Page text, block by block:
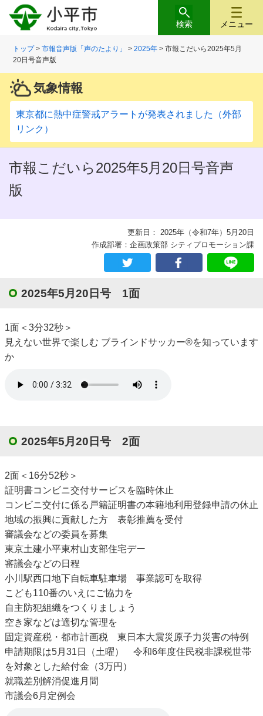
メニュー
検索
トップ>市報音声版「声のたより」 >2025年 > 市報こだいら2025年5月
20日号音声版
気象情報
東京都に熱中症警戒アラートが発表されました（外部
リンク）
市報こだいら2025年5月20日号音声
版
更新日： 2025年（令和7年）5月20日
作成部署：企画政策部 シティプロモーション課
2025年5月20日号 1面
1面＜3分32秒＞
見えない世界で楽しむ ブラインドサッカー®を知っています
か
2025年5月20日号 2面
2面＜16分52秒＞
証明書コンビニ交付サービスを臨時休止
コンビニ交付に係る戸籍証明書の本籍地利用登録申請の休止
地域の振興に貢献した方 表彰推薦を受付
審議会などの委員を募集
東京土建小平東村山支部住宅デー
審議会などの日程
小川駅西口地下自転車駐車場 事業認可を取得
こども110番のいえにご協力を
自主防犯組織をつくりましょう
空き家などは適切な管理を
固定資産税・都市計画税 東日本大震災原子力災害の特例
申請期限は5月31日（土曜） 令和6年度住民税非課税世帯
を対象とした給付金（3万円）
就職差別解消促進月間
市議会6月定例会